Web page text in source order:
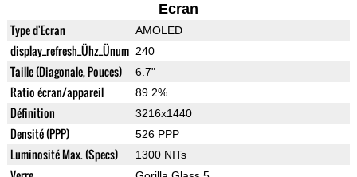
Ecran
Type d'Ecran AMOLED
display_refresh_Ühz_Ünum 240
Taille (Diagonale, Pouces) 6.7"
Ratio écran/appareil 89.2%
Définition 3216x1440
Densité (PPP) 526 PPP
Luminosité Max. (Specs) 1300 NITs